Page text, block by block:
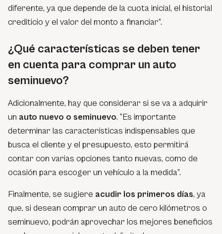
diferente, ya que depende de la cuota inicial, el historial
crediticio y el valor del monto a financiar”.
¿Qué características se deben tener
en cuenta para comprar un auto
seminuevo?
Adicionalmente, hay que considerar si se va a adquirir
un auto nuevo o seminuevo. “Es importante
determinar las características indispensables que
busca el cliente y el presupuesto, esto permitirá
contar con varias opciones tanto nuevas, como de
ocasión para escoger un vehículo a la medida”.
Finalmente, se sugiere acudir los primeros días, ya
que, si desean comprar un auto de cero kilómetros o
seminuevo, podrán aprovechar los mejores beneficios